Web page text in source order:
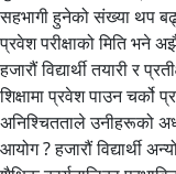
सहभागी हुनेको संख्या थप
प्रवेश परीक्षाको मिति
हजारौं विद्यार्थी तयारी र
शिक्षामा प्रवेश पाउन चर्को
अनिश्चितताले उनीहरूको
आयोग ? हजारौं विद्यार्थी